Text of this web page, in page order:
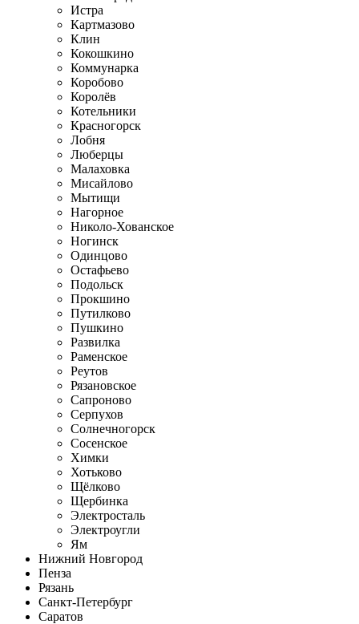
Истра
Картмазово
Клин
Кокошкино
Коммунарка
Коробово
Королёв
Котельники
Красногорск
Лобня
Люберцы
Малаховка
Мисайлово
Мытищи
Нагорное
Николо-Хованское
Ногинск
Одинцово
Остафьево
Подольск
Прокшино
Путилково
Пушкино
Развилка
Раменское
Реутов
Рязановское
Сапроново
Серпухов
Солнечногорск
Сосенское
Химки
Хотьково
Щёлково
Щербинка
Электросталь
Электроугли
Ям
Нижний Новгород
Пенза
Рязань
Санкт-Петербург
Саратов